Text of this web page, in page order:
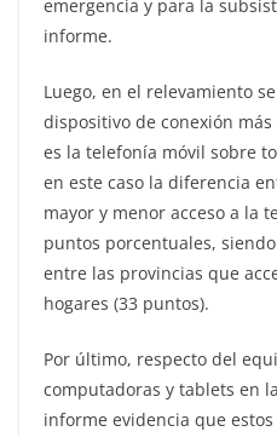
emergencia y para la
informe.
Luego, en el relevamiento
dispositivo de conexión
es la telefonía móvil sobre
en este caso la diferencia
mayor y menor acceso a la
puntos porcentuales,
entre las provincias que
hogares (33 puntos).
Por último, respecto del
computadoras y tablets en
informe evidencia que